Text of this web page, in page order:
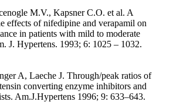
M.V., Kapsner C.O. et al. A
effects of nifedipine and verapamil on
in patients with mild to moderate
J. Hypertens. 1993; 6: 1025 – 1032.
A, Laeche J. Through/peak ratios of
converting enzyme inhibitors and
Am.J.Hypertens 1996; 9: 633–643.